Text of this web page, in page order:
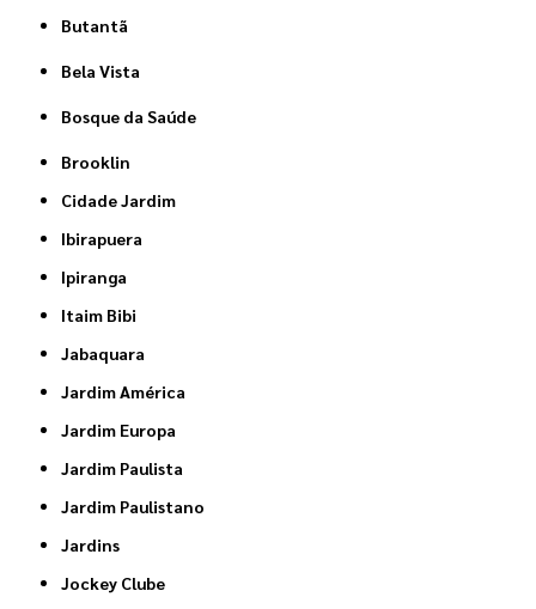
Butantã
Bela Vista
Bosque da Saúde
Brooklin
Cidade Jardim
Ibirapuera
Ipiranga
Itaim Bibi
Jabaquara
Jardim América
Jardim Europa
Jardim Paulista
Jardim Paulistano
Jardins
Jockey Clube